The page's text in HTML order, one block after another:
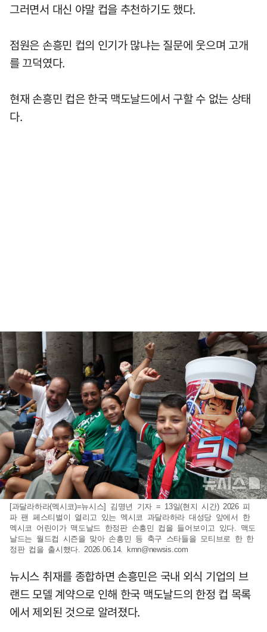
그러면서 대신 야말 컵을 추천하기도 했다.
점원은 손흥민 컵의 인기가 많냐는 질문에 웃으며 고개
를 끄덕였다.
현재 손흥민 컵은 한국 맥도날드에서 구할 수 없는 상태
다.
[과달라하라(멕시코)=뉴시스] 김명년 기자 = 13일(현지 시간) 2026 피
파 팬 페스티벌이 열리고 있는 멕시코 과달라하라 대성당 앞에서 한
멕시코 어린이가 맥도날드 한정판 손흥민 컵을 들어보이고 있다. 맥도
날드는 월드컵 시즌을 맞아 손흥민 등 축구 스타들을 모티브로 한 한
정판 컵을 출시했다. 2026.06.14.
kmn@newsis.com
뉴시스 취재를 종합하면 손흥민은 국내 외식 기업의 브
랜드 모델 계약으로 인해 한국 맥도날드의 한정 컵 목록
에서 제외된 것으로 알려졌다.